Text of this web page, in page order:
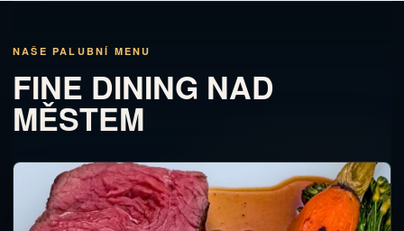
NAŠE PALUBNÍ MENU
FINE DINING NAD
MĚSTEM